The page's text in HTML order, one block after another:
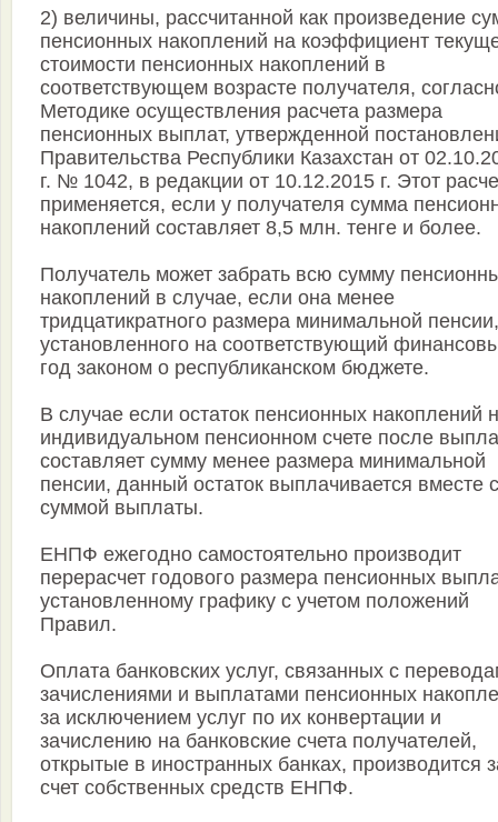
2) величины, рассчитанной как произведение
пенсионных накоплений на коэффициент
стоимости пенсионных накоплений в
соответствующем возрасте получателя,
Методике осуществления расчета размера
пенсионных выплат, утвержденной
Правительства Республики Казахстан от
г. № 1042, в редакции от 10.12.2015 г. Этот
применяется, если у получателя сумма
накоплений составляет 8,5 млн. тенге и более.
Получатель может забрать всю сумму
накоплений в случае, если она менее
тридцатикратного размера минимальной пенсии,
установленного на соответствующий
год законом о республиканском бюджете.
В случае если остаток пенсионных накоплений
индивидуальном пенсионном счете после
составляет сумму менее размера минимальной
пенсии, данный остаток выплачивается вместе с
суммой выплаты.
ЕНПФ ежегодно самостоятельно производит
перерасчет годового размера пенсионных
установленному графику с учетом положений
Правил.
Оплата банковских услуг, связанных с
зачислениями и выплатами пенсионных
за исключением услуг по их конвертации и
зачислению на банковские счета получателей,
открытые в иностранных банках, производится
счет собственных средств ЕНПФ.